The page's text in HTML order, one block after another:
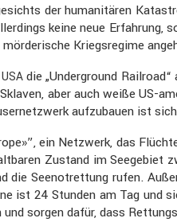
der humani­tären
keine neue Erfah­rung,
Kriegs­re­gime
USAdie „Under­ground
aber auch weiße US-
aufzu­bauen ist
ein Netzwerk, das
Zustand im
die Seenot­ret­tung rufen.
ist 24 Stunden am Tag
und sorgen dafür, dass